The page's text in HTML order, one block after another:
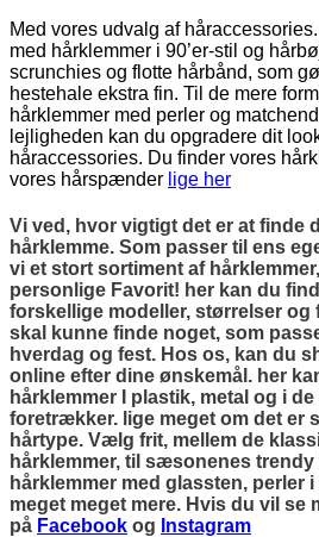
Med vores udvalg af
med hårklemmer i 90’er-stil og
scrunchies og flotte hårbånd, som
hestehale ekstra fin. Til de mere
hårklemmer med perler og
lejligheden kan du opgradere dit
håraccessories. Du finder vores
vores hårspænder lige her
Vi ved, hvor vigtigt det er at finde
hårklemme. Som passer til ens
vi et stort sortiment af
personlige Favorit! her kan du
forskellige modeller, størrelser og
skal kunne finde noget, som
hverdag og fest. Hos os, kan du
online efter dine ønskemål. her
hårklemmer I plastik, metal og i
foretrækker. lige meget om det er
hårtype. Vælg frit, mellem de
hårklemmer, til sæsonenes
hårklemmer med glassten, perler
meget meget mere. Hvis du vil se
på Facebook og Instagram